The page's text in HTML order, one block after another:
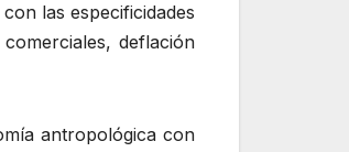
las especificidades
deflación
antropológica con